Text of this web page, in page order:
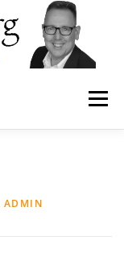
Menü
ADMIN